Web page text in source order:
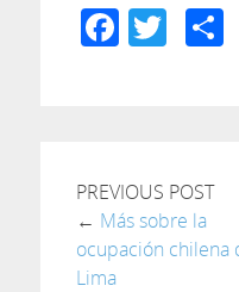
PREVIOUS POST
← Más sobre la
ocupación chilena
Lima